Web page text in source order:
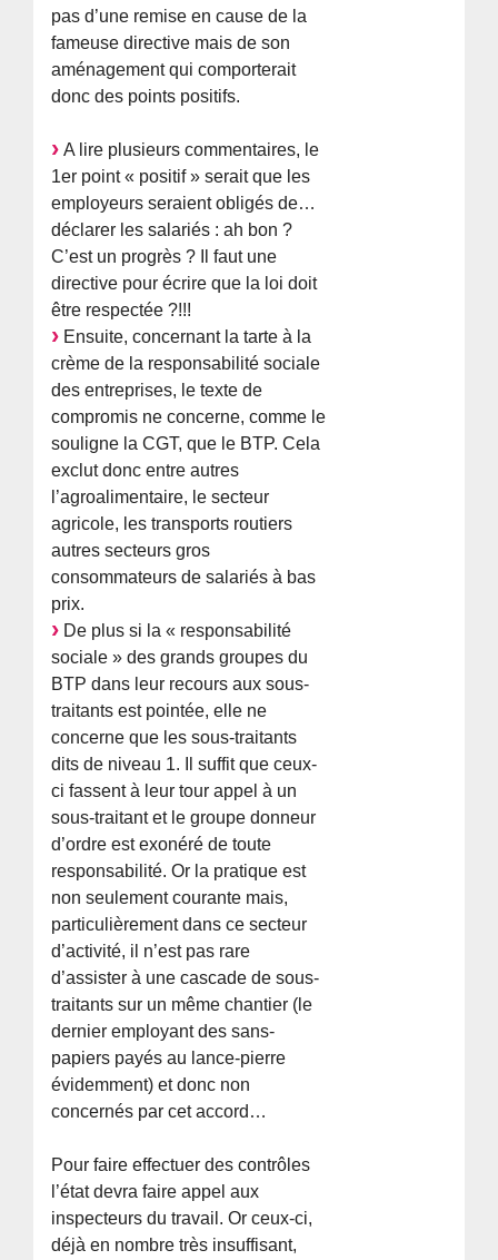
pas d’une remise en cause de la
fameuse directive mais de son
aménagement qui comporterait
donc des points positifs.
A lire plusieurs commentaires, le
1er point « positif » serait que les
employeurs seraient obligés de…
déclarer les salariés : ah bon ?
C’est un progrès ? Il faut une
directive pour écrire que la loi doit
être respectée ?!!!
Ensuite, concernant la tarte à la
crème de la responsabilité sociale
des entreprises, le texte de
compromis ne concerne, comme le
souligne la CGT, que le BTP. Cela
exclut donc entre autres
l’agroalimentaire, le secteur
agricole, les transports routiers
autres secteurs gros
consommateurs de salariés à bas
prix.
De plus si la « responsabilité
sociale » des grands groupes du
BTP dans leur recours aux sous-
traitants est pointée, elle ne
concerne que les sous-traitants
dits de niveau 1. Il suffit que ceux-
ci fassent à leur tour appel à un
sous-traitant et le groupe donneur
d’ordre est exonéré de toute
responsabilité. Or la pratique est
non seulement courante mais,
particulièrement dans ce secteur
d’activité, il n’est pas rare
d’assister à une cascade de sous-
traitants sur un même chantier (le
dernier employant des sans-
papiers payés au lance-pierre
évidemment) et donc non
concernés par cet accord…
Pour faire effectuer des contrôles
l’état devra faire appel aux
inspecteurs du travail. Or ceux-ci,
déjà en nombre très insuffisant,